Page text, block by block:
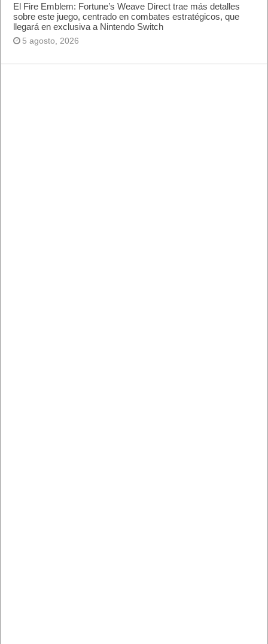
El Fire Emblem: Fortune’s Weave Direct trae más detalles
sobre este juego, centrado en combates estratégicos, que
llegará en exclusiva a Nintendo Switch
5 agosto, 2026